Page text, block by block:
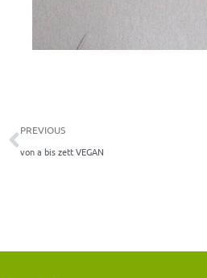
Zurück
PREVIOUS
von a bis zett VEGAN